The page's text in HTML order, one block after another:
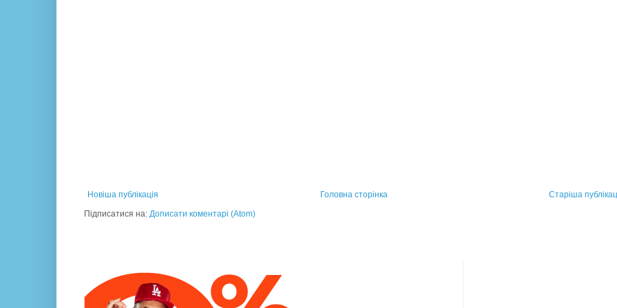
Новіша публікація Старіша
Головна сторінка
Підписатися на: Дописати коментарі (Atom)